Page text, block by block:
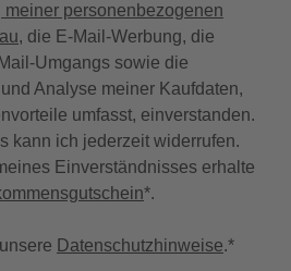
meiner personenbezogenen
, die E-Mail-Werbung, die
Umgangs sowie die
Analyse meiner Kaufdaten,
umfasst, einverstanden.
kann ich jederzeit widerrufen.
Einverständnisses erhalte
*.
Datenschutzhinweise.